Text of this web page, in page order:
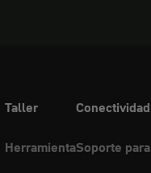
Taller
Herramienta
Conectividad
Soporte